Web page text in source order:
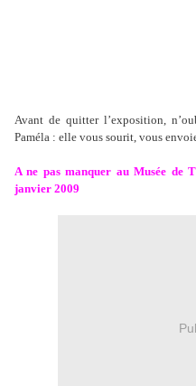
Avant de quitter l’exposition,
Paméla : elle vous sourit, vous
A ne pas manquer au Musée de
janvier 2009